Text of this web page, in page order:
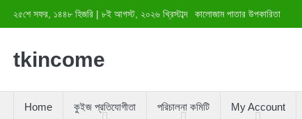
২৫শে সফর, ১৪৪৮ হিজরি | ৮ই আগস্ট, ২০২৬ খ্রিস্টাব্দ কালোজাম পাতার উপকারিতা
tkincome
Home কুইজ প্রতিযোগীতা পরিচালনা কমিটি My Account